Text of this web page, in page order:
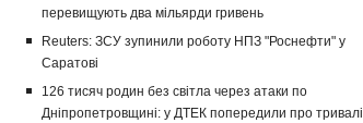
перевищують два мільярди гривень
Reuters: ЗСУ зупинили роботу НПЗ "Роснефти" у
Саратові
126 тисяч родин без світла через атаки по
Дніпропетровщині: у ДТЕК попередили про тривалі